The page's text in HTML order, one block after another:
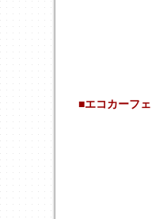
■エコカーフ